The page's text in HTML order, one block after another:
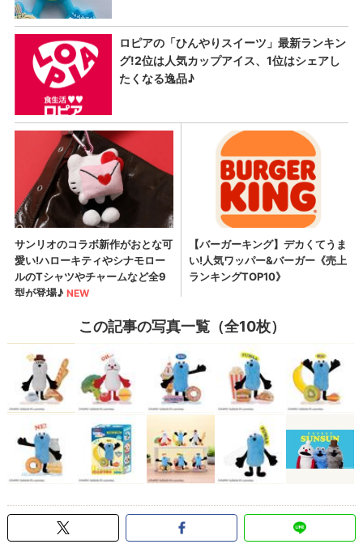
この記事の写真一覧（全10枚）